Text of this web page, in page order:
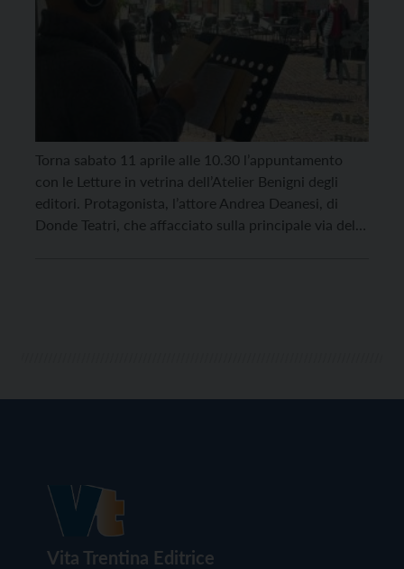
Torna sabato 11 aprile alle 10.30 l’appuntamento
con le Letture in vetrina dell’Atelier Benigni degli
editori. Protagonista, l’attore Andrea Deanesi, di
Donde Teatri, che affacciato sulla principale via del
Vita Trentina Editrice